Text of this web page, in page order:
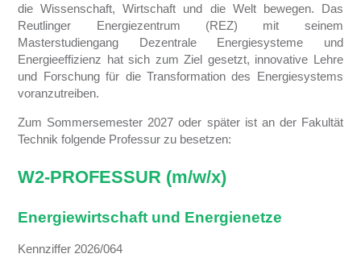
die Wissenschaft, Wirtschaft und die Welt bewegen. Das
Reutlinger Energiezentrum (REZ) mit seinem
Masterstudiengang Dezentrale Energiesysteme und
Energieeffizienz hat sich zum Ziel gesetzt, innovative Lehre
und Forschung für die Transformation des Energiesystems
voranzutreiben.
Zum Sommersemester 2027 oder später ist an der Fakultät
Technik folgende Professur zu besetzen:
W2-PROFESSUR (m/w/x)
Energiewirtschaft und Energienetze
Kennziffer 2026/064